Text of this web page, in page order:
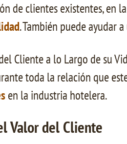
de clientes existentes, en
. También puede ayudar
Cliente a lo Largo de su
toda la relación que
en la industria hotelera.
Valor del Cliente